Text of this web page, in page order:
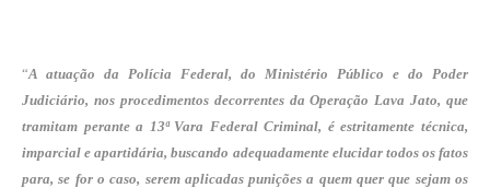
“A atuação da Polícia Federal, do Ministério Público e do Poder
Judiciário, nos procedimentos decorrentes da Operação Lava Jato, que
tramitam perante a 13ª Vara Federal Criminal, é estritamente técnica,
imparcial e apartidária, buscando adequadamente elucidar todos os fatos
para, se for o caso, serem aplicadas punições a quem quer que sejam os